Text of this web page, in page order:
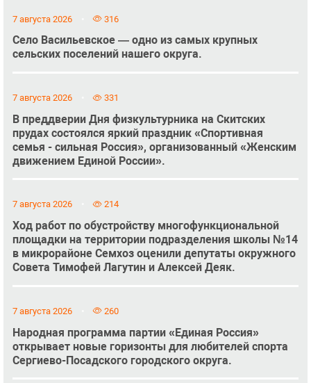
7 августа 2026 316
Село Васильевское — одно из самых крупных
сельских поселений нашего округа.
7 августа 2026 331
В преддверии Дня физкультурника на Скитских
прудах состоялся яркий праздник «Спортивная
семья - сильная Россия», организованный «Женским
движением Единой России».
7 августа 2026 214
Ход работ по обустройству многофункциональной
площадки на территории подразделения школы №14
в микрорайоне Семхоз оценили депутаты окружного
Совета Тимофей Лагутин и Алексей Деяк.
7 августа 2026 260
Народная программа партии «Единая Россия»
открывает новые горизонты для любителей спорта
Сергиево-Посадского городского округа.